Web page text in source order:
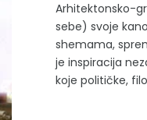
Arhitektonsko-
sebe) svoje
shemama,
je inspiracija
koje političke,